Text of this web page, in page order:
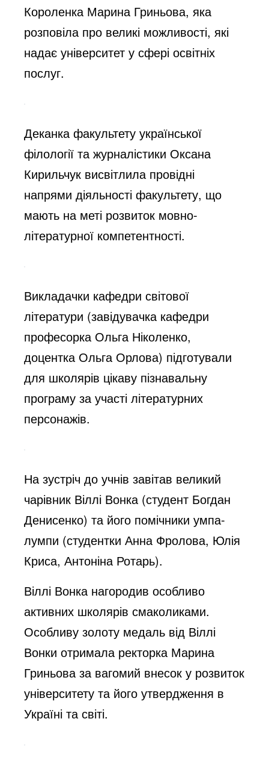
Короленка Марина Гриньова, яка
розповіла про великі можливості, які
надає університет у сфері освітніх
послуг.
Деканка факультету української
філології та журналістики Оксана
Кирильчук висвітлила провідні
напрями діяльності факультету, що
мають на меті розвиток мовно-
літературної компетентності.
Викладачки кафедри світової
літератури (завідувачка кафедри
професорка Ольга Ніколенко,
доцентка Ольга Орлова) підготували
для школярів цікаву пізнавальну
програму за участі літературних
персонажів.
На зустріч до учнів завітав великий
чарівник Віллі Вонка (студент Богдан
Денисенко) та його помічники умпа-
лумпи (студентки Анна Фролова, Юлія
Криса, Антоніна Ротарь).
Віллі Вонка нагородив особливо
активних школярів смаколиками.
Особливу золоту медаль від Віллі
Вонки отримала ректорка Марина
Гриньова за вагомий внесок у розвиток
університету та його утвердження в
Україні та світі.